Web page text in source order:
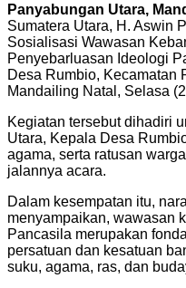
Panyabungan Utara,
Sumatera Utara, H. Aswin
Sosialisasi Wawasan
Penyebarluasan Ideologi
Desa Rumbio, Kecamatan
Mandailing Natal, Selasa
Kegiatan tersebut dihadiri
Utara, Kepala Desa
agama, serta ratusan
jalannya acara.
Dalam kesempatan itu,
menyampaikan, wawasan
Pancasila merupakan
persatuan dan kesatuan
suku, agama, ras, dan